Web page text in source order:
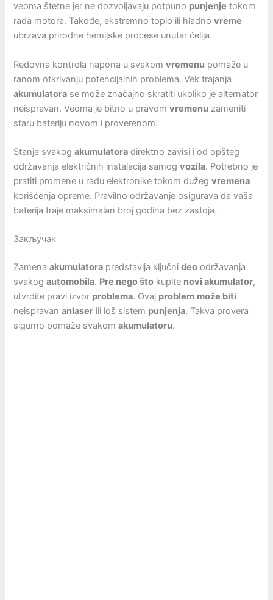
veoma štetne jer ne dozvoljavaju potpuno punjenje tokom
rada motora. Takođe, ekstremno toplo ili hladnovreme
ubrzava prirodne hemijske procese unutar ćelija.
Redovna kontrola napona u svakomvremenu pomaže u
ranom otkrivanju potencijalnih problema. Vek trajanja
akumulatora se može značajno skratiti ukoliko je alternator
neispravan. Veoma je bitno u pravomvremenu zameniti
staru bateriju novom i proverenom.
Stanje svakogakumulatora direktno zavisi i od opšteg
održavanja električnih instalacija samogvozila. Potrebno je
pratiti promene u radu elektronike tokom dužegvremena
korišćenja opreme. Pravilno održavanje osigurava da vaša
baterija traje maksimalan broj godina bez zastoja.
Закључак
Zamenaakumulatora predstavlja ključnideo održavanja
svakogautomobila. Pre nego što kupite novi akumulator,
utvrdite pravi izvor problema. Ovaj problem može biti
neispravananlaser ili loš sistem punjenja. Takva provera
sigurno pomaže svakomakumulatoru.